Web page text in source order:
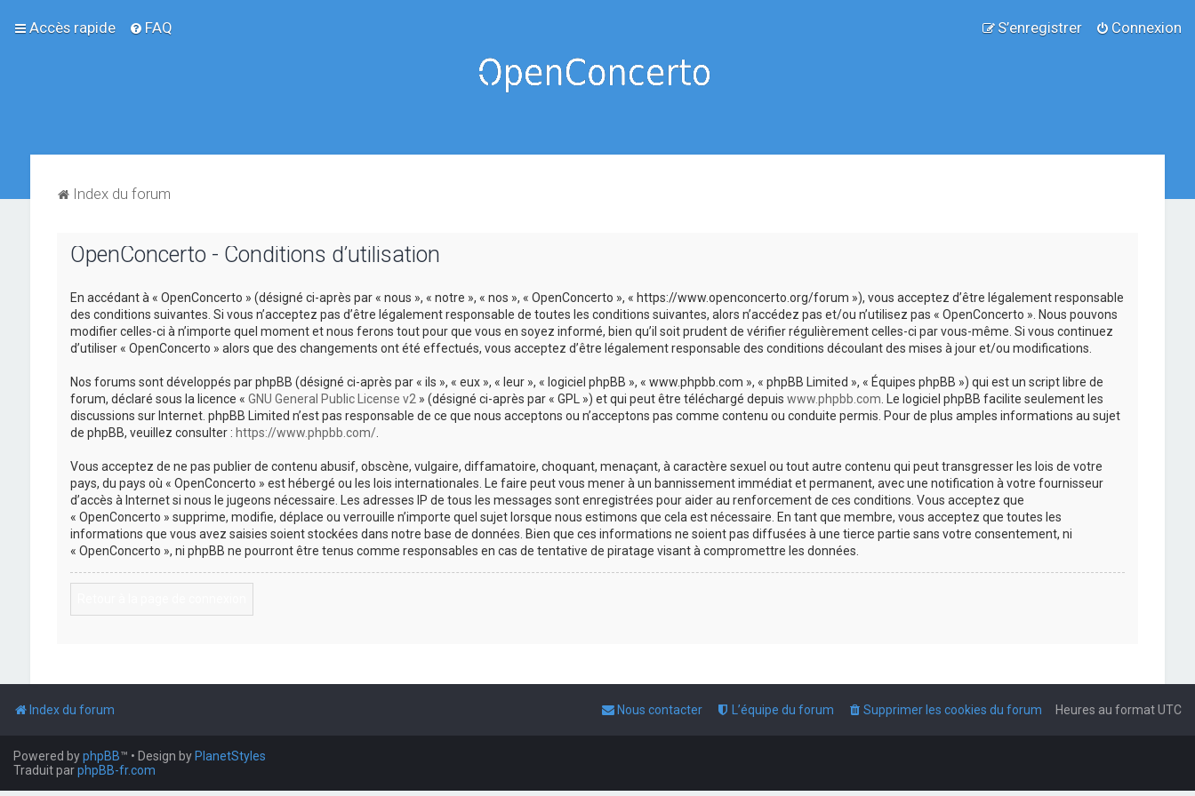
Accès rapide FAQ Connexion
S’enregistrer
Index du forum
OpenConcerto - Conditions d’utilisation
En accédant à « OpenConcerto » (désigné ci-après par « nous », « notre », « nos », « OpenConcerto », « https://www.openconcerto.org/forum »), vous acceptez d’être légalement responsable
des conditions suivantes. Si vous n’acceptez pas d’être légalement responsable de toutes les conditions suivantes, alors n’accédez pas et/ou n’utilisez pas « OpenConcerto ». Nous pouvons
modifier celles-ci à n’importe quel moment et nous ferons tout pour que vous en soyez informé, bien qu’il soit prudent de vérifier régulièrement celles-ci par vous-même. Si vous continuez
d’utiliser « OpenConcerto » alors que des changements ont été effectués, vous acceptez d’être légalement responsable des conditions découlant des mises à jour et/ou modifications.
Nos forums sont développés par phpBB (désigné ci-après par « ils », « eux », « leur », « logiciel phpBB », « www.phpbb.com », « phpBB Limited », « Équipes phpBB ») qui est un script libre de
forum, déclaré sous la licence « GNU General Public License v2 » (désigné ci-après par « GPL ») et qui peut être téléchargé depuis www.phpbb.com . Le logiciel phpBB facilite seulement les
discussions sur Internet. phpBB Limited n’est pas responsable de ce que nous acceptons ou n’acceptons pas comme contenu ou conduite permis. Pour de plus amples informations au sujet
de phpBB, veuillez consulter : https://www.phpbb.com/.
Vous acceptez de ne pas publier de contenu abusif, obscène, vulgaire, diffamatoire, choquant, menaçant, à caractère sexuel ou tout autre contenu qui peut transgresser les lois de votre
pays, du pays où « OpenConcerto » est hébergé ou les lois internationales. Le faire peut vous mener à un bannissement immédiat et permanent, avec une notification à votre fournisseur
d’accès à Internet si nous le jugeons nécessaire. Les adresses IP de tous les messages sont enregistrées pour aider au renforcement de ces conditions. Vous acceptez que
« OpenConcerto » supprime, modifie, déplace ou verrouille n’importe quel sujet lorsque nous estimons que cela est nécessaire. En tant que membre, vous acceptez que toutes les
informations que vous avez saisies soient stockées dans notre base de données. Bien que ces informations ne soient pas diffusées à une tierce partie sans votre consentement, ni
« OpenConcerto », ni phpBB ne pourront être tenus comme responsables en cas de tentative de piratage visant à compromettre les données.
Index du forum Heures au formatUTC
Supprimer les cookies du forum
L’équipe du forum
Nous contacter
Powered byphpBB™ • Design by PlanetStyles
Traduit parphpBB-fr.com